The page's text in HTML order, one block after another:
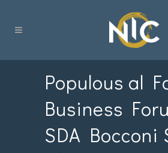
Populous al
Business
SDA Bocconi